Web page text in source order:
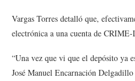
Vargas Torres detalló que,
electrónica a una cuenta de
“Una vez que vi que el depósito ya
José Manuel Encarnación